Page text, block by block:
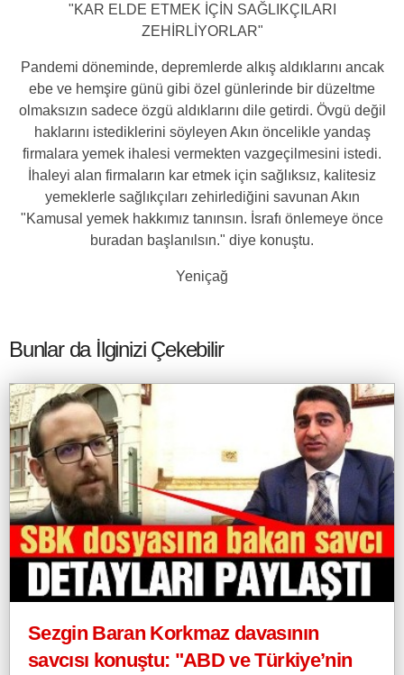
"KAR ELDE ETMEK İÇİN SAĞLIKÇILARI
ZEHİRLİYORLAR"
Pandemi döneminde, depremlerde alkış aldıklarını ancak
ebe ve hemşire günü gibi özel günlerinde bir düzeltme
olmaksızın sadece özgü aldıklarını dile getirdi. Övgü değil
haklarını istediklerini söyleyen Akın öncelikle yandaş
firmalara yemek ihalesi vermekten vazgeçilmesini istedi.
İhaleyi alan firmaların kar etmek için sağlıksız, kalitesiz
yemeklerle sağlıkçıları zehirlediğini savunan Akın
"Kamusal yemek hakkımız tanınsın. İsrafı önlemeye önce
buradan başlanılsın." diye konuştu.
Yeniçağ
Bunlar da İlginizi Çekebilir
Sezgin Baran Korkmaz davasının
savcısı konuştu: "ABD ve Türkiye’nin